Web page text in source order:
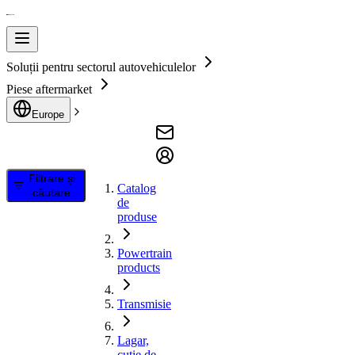
Soluții pentru sectorul autovehiculelor
Piese aftermarket
Europe
Filtrare și
căutare
Catalog
de
produse
Powertrain
products
Transmisie
Lagar,